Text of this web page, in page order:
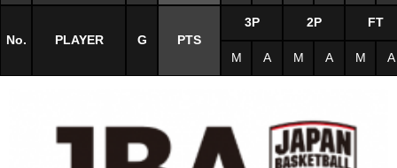
No. PLAYER G
No. PLAYER S PTS
3P 2P FT
M A M A M A